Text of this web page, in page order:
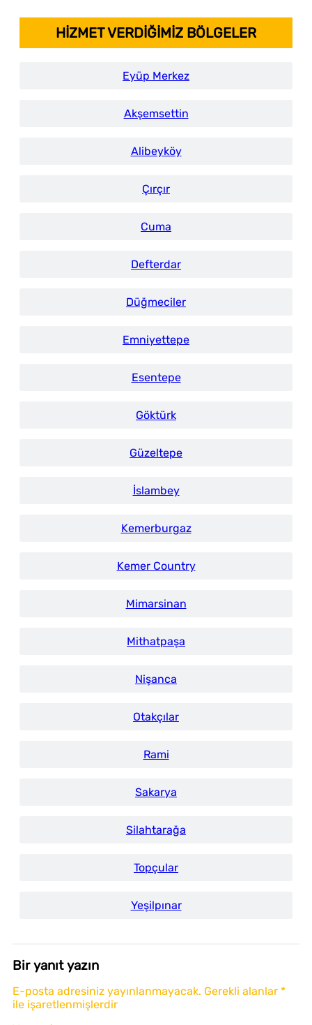
HİZMET VERDİĞİMİZ BÖLGELER
Eyüp Merkez
Akşemsettin
Alibeyköy
Çırçır
Cuma
Defterdar
Düğmeciler
Emniyettepe
Esentepe
Göktürk
Güzeltepe
İslambey
Kemerburgaz
Kemer Country
Mimarsinan
Mithatpaşa
Nişanca
Otakçılar
Rami
Sakarya
Silahtarağa
Topçular
Yeşilpınar
Bir yanıt yazın
E-posta adresiniz yayınlanmayacak. Gerekli alanlar *
ile işaretlenmişlerdir